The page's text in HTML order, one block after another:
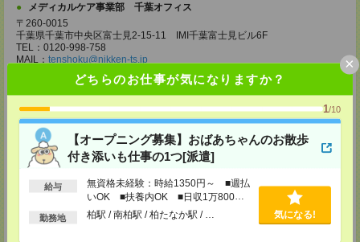
どちらのお仕事が気になりますか？
1/10
【オープニング募集】おばあちゃんのお散歩
付き添いも仕事の1つ[派遣]
給与
無資格未経験：時給1350円～ ■週払
いOK ■扶養内OK ■日収1万800円
以上
勤務地 柏駅 / 南柏駅 / 柏たなか駅 / … 気になる!
×
メディカルケア事業部 千葉オフィス
〒260-0015
千葉県千葉市中央区富士見2-15-11 IMI千葉富士見ビル6F
TEL：0120-998-758
MAIL： tenshoku@nikken-ts.jp
担当：採用担当
メディカルケア事業部 柏オフィス
千葉県柏市末広町5-19 第12関口ビル7F 705号室
TEL：0120-935-218
MAIL： tenshoku@nikken-ts.jp
担当：採用担当
東京都新宿区新宿2-3-10 新宿御苑ビル6階
TEL：0120-457-235
MAIL：tenshoku@nikken-ts.jp
担当：採用担当